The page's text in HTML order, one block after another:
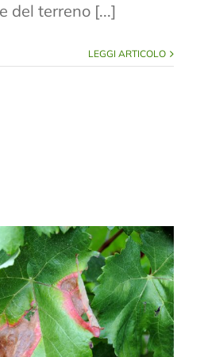
del terreno [...]
LEGGI ARTICOLO